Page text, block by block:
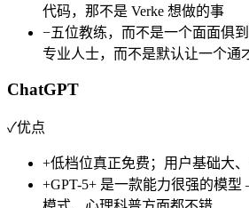
代码，那不是 Verke 想做的事
−五位教练，而不是一个面面俱
专业人士，而不是默认让一个通
ChatGPT
✓优点
+低档位真正免费；用户基础大
+GPT-5+ 是一款能力很强的模